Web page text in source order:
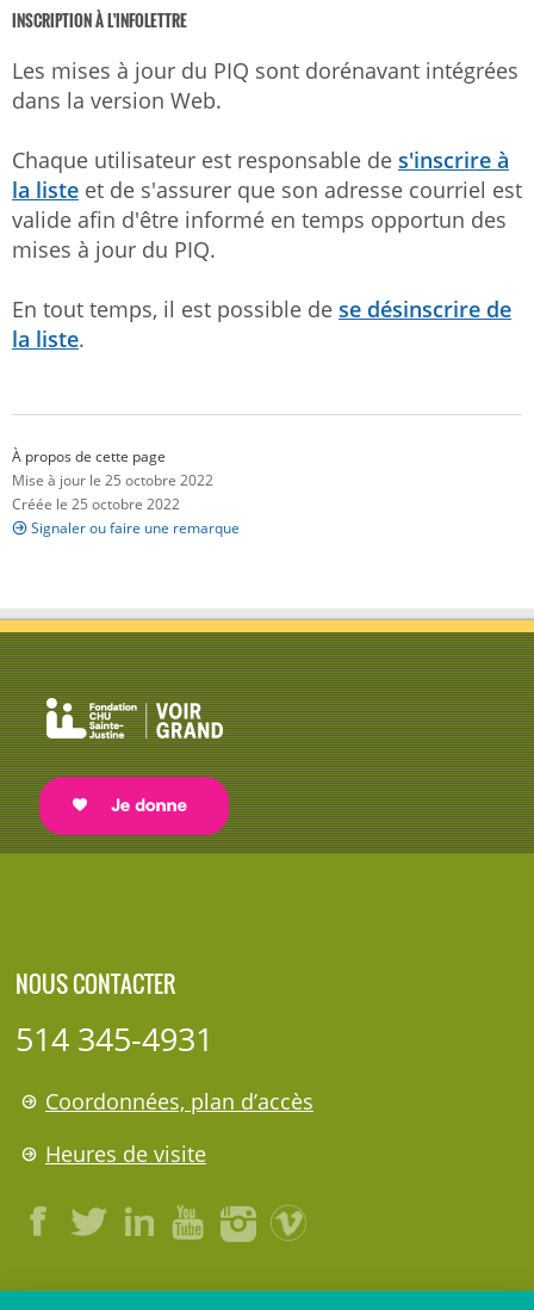
INSCRIPTION À L'INFOLETTRE
Les mises à jour du PIQ sont dorénavant intégrées
dans la version Web.
Chaque utilisateur est responsable de s'inscrire à
la liste et de s'assurer que son adresse courriel est
valide afin d'être informé en temps opportun des
mises à jour du PIQ.
En tout temps, il est possible de se désinscrire de
la liste.
À propos de cette page
Mise à jour le 25 octobre 2022
Créée le 25 octobre 2022
Signaler ou faire une remarque
NOUS CONTACTER
514 345-4931
Coordonnées, plan d’accès
Heures de visite